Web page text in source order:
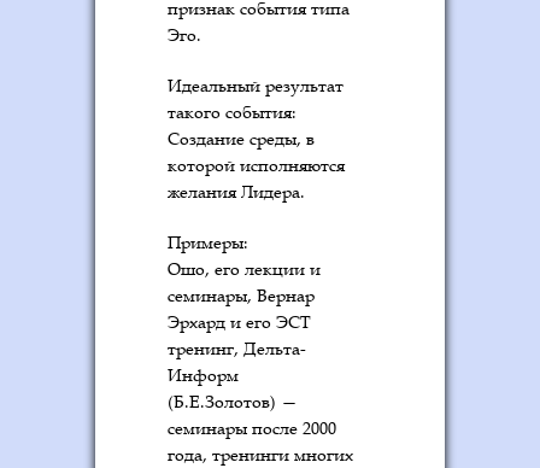
признак события типа
Эго.
Идеальный результат
такого события:
Создание среды, в
которой исполняются
желания Лидера.
Примеры:
Ошо, его лекции и
семинары, Вернар
Эрхард и его ЭСТ
тренинг, Дельта-
Информ
(Б.Е.Золотов) —
семинары после 2000
года, тренинги многих